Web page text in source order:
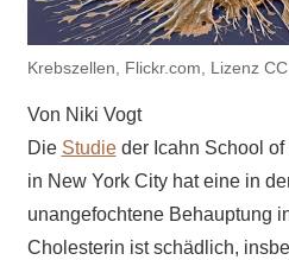
Krebszellen, Flickr.com, Lizenz
Von Niki Vogt
Die Studieder Icahn School of
in New York City hat eine in
unangefochtene Behauptung
Cholesterin ist schädlich,